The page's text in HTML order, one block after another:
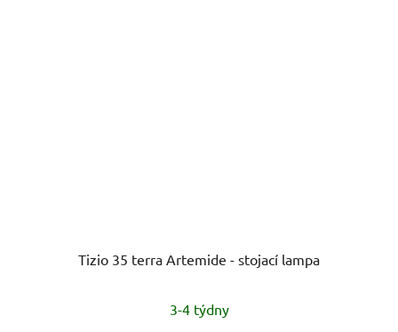
Tizio 35 terra Artemide - stojací lampa
3-4 týdny